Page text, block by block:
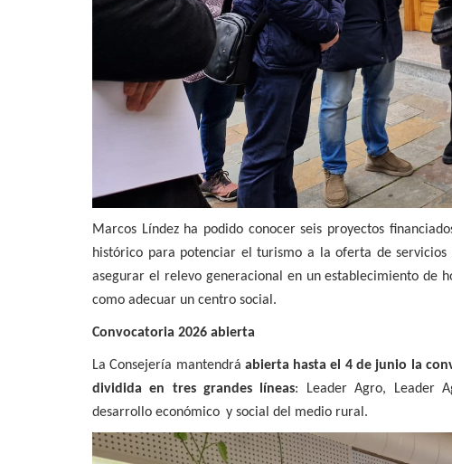
Marcos Líndez ha podido conocer seis proyectos
histórico para potenciar el turismo a la oferta de
asegurar el relevo generacional en un establecimiento de
como adecuar un centro social.
Convocatoria 2026 abierta
La Consejería mantendrá abierta hasta el 4 de junio la
dividida en tres grandes líneas: Leader Agro, Leader
desarrollo económico y social del medio rural.